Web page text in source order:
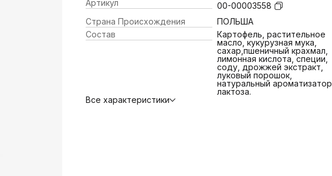
Артикул
00-00003558
Страна Происхождения
ПОЛЬША
Состав
Картофель, растительное
масло, кукурузная мука,
сахар,пшеничный крахмал,
лимонная кислота, специи,
соду, дрожжей экстракт,
луковый порошок,
натуральный ароматизатор,
лактоза.
Все характеристики